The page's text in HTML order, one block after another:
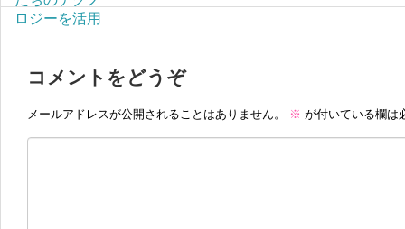
コメントをどうぞ
メールアドレスが公開されることはありません。 ※ が付いている欄は